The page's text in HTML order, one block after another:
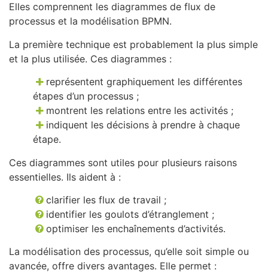
Elles comprennent les diagrammes de flux de
processus et la modélisation BPMN.
La première technique est probablement la plus simple
et la plus utilisée. Ces diagrammes :
représentent graphiquement les différentes
étapes d’un processus ;
montrent les relations entre les activités ;
indiquent les décisions à prendre à chaque
étape.
Ces diagrammes sont utiles pour plusieurs raisons
essentielles. Ils aident à :
clarifier les flux de travail ;
identifier les goulots d’étranglement ;
optimiser les enchaînements d’activités.
La modélisation des processus, qu’elle soit simple ou
avancée, offre divers avantages. Elle permet :